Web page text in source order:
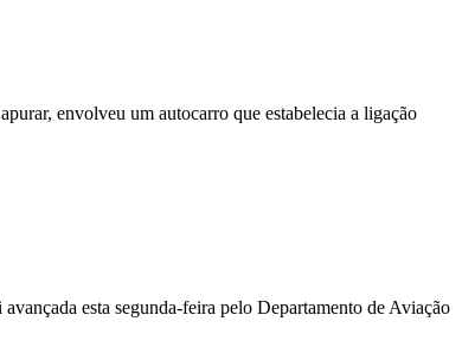
envolveu um autocarro que estabelecia a ligação
esta segunda-feira pelo Departamento de Aviação